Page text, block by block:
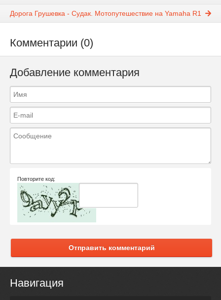
Дорога Грушевка - Судак. Мотопутешествие на Yamaha R1
Комментарии (0)
Добавление комментария
Повторите код:
Отправить комментарий
Навигация